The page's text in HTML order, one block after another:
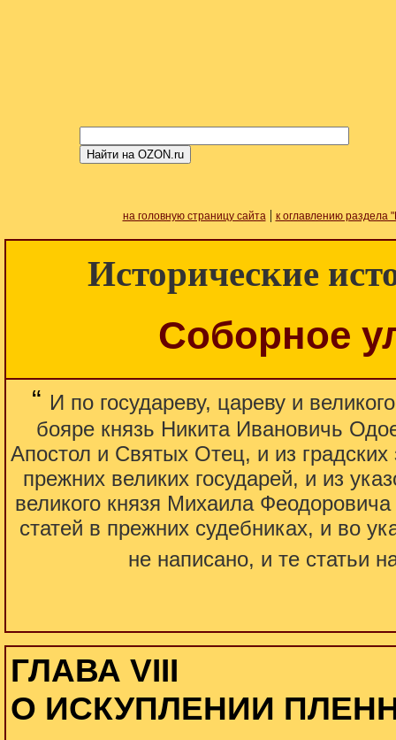
на головную страницу сайта | к оглавлению раздела
Исторические
Соборное
“ И по государеву, цареву и
бояре князь Никита Ивановичь
Апостол и Святых Отец, и из градских
прежних великих государей, и из
великого князя Михаила
статей в прежних судебниках, и во
не написано, и те статьи
ГЛАВА VIII
О ИСКУПЛЕНИИ